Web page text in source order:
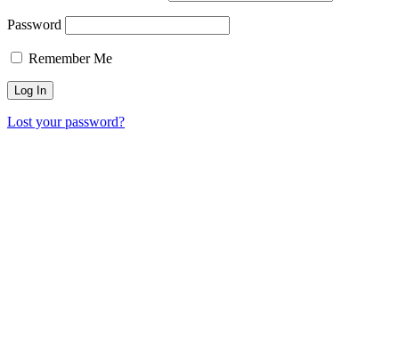
Password
Remember Me
Lost your password?